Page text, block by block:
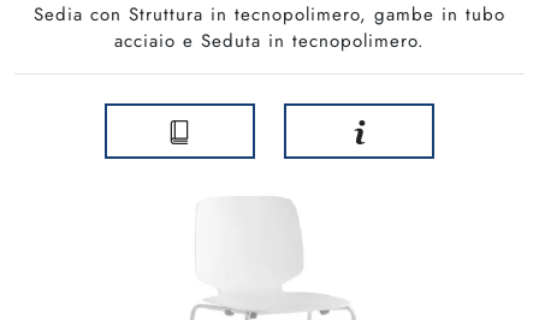
Sedia con Struttura in tecnopolimero, gambe in tubo
acciaio e Seduta in tecnopolimero.